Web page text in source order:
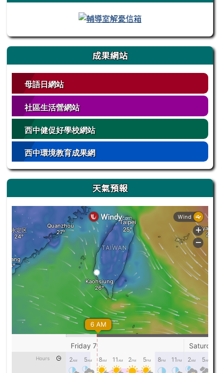
成果網站
母語日網站
社區生活營網站
西中健促好學校網站
西中環境教育成果網
天氣預報